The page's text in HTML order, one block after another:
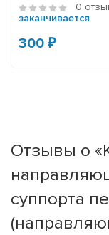
0
заканчивается
300 ₽
Отзывы о
суппорта